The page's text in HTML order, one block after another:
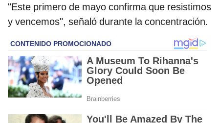
"Este primero de mayo confirma que resistimos
y vencemos", señaló durante la concentración.